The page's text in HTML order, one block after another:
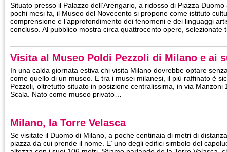
Situato presso il Palazzo dell’Arengario, a ridosso di Piazza
pochi mesi fa, il Museo del Novecento si propone come istituto
comprensione e l’approfondimento dei fenomeni e dei linguaggi
concluso. Al pubblico mostra circa quattrocento opere,
Visita al Museo Poldi Pezzoli di Milano e ai
In una calda giornata estiva chi visita Milano dovrebbe optare
come quello di un museo. E tra i musei milanesi, il più raffinato è
Pezzoli, oltretutto situato in posizione centralissima, in via
Scala. Nato come museo privato…
Milano, la Torre Velasca
Se visitate il Duomo di Milano, a poche centinaia di metri di
piazza da cui prende il nome. E’ uno degli edifici simbolo del